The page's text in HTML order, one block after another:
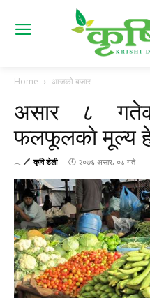
Home आजको बजार
असार ८
फलफूलकाे मूल्य
𓂃🖊 कृषि डेली - 🕚 २०७६ असार, ०८ गते